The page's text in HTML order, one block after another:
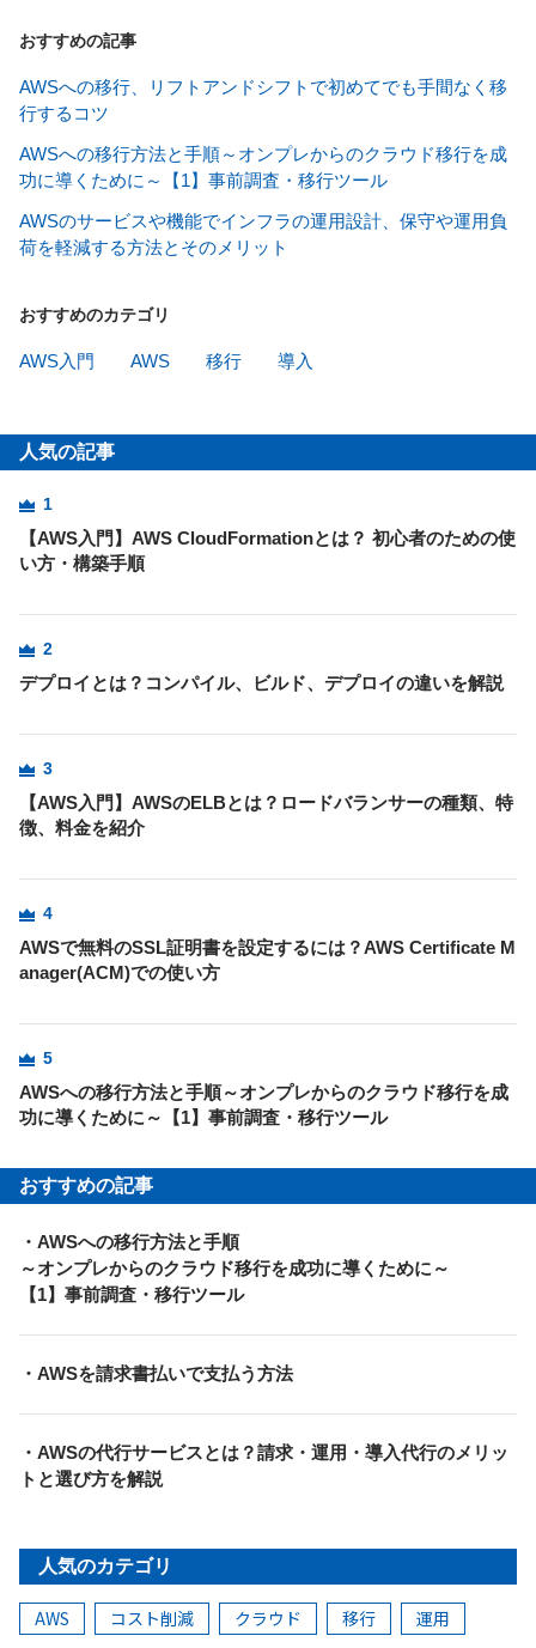
おすすめの記事
AWSへの移行、リフトアンドシフトで初めてでも手間なく移
行するコツ
AWSへの移行方法と手順～オンプレからのクラウド移行を成
功に導くために～【1】事前調査・移行ツール
AWSのサービスや機能でインフラの運用設計、保守や運用負
荷を軽減する方法とそのメリット
おすすめのカテゴリ
AWS入門 AWS 移行 導入
人気の記事
1
【AWS入門】AWS CloudFormationとは？ 初心者のための使
い方・構築手順
2
デプロイとは？コンパイル、ビルド、デプロイの違いを解説
3
【AWS入門】AWSのELBとは？ロードバランサーの種類、特
徴、料金を紹介
4
AWSで無料のSSL証明書を設定するには？AWS Certificate M
anager(ACM)での使い方
5
AWSへの移行方法と手順～オンプレからのクラウド移行を成
功に導くために～【1】事前調査・移行ツール
おすすめの記事
・AWSへの移行方法と手順
～オンプレからのクラウド移行を成功に導くために～
【1】事前調査・移行ツール
・AWSを請求書払いで支払う方法
・AWSの代行サービスとは？請求・運用・導入代行のメリッ
トと選び方を解説
人気のカテゴリ
AWS コスト削減 クラウド 移行 運用